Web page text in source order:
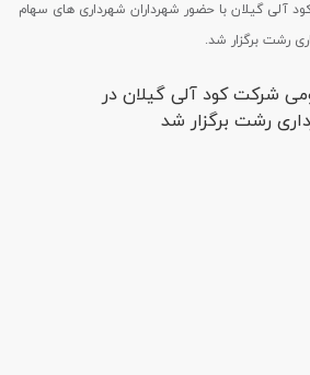
گیلان با حضور شهرداران شهرداری های سهام
رشت برگزار شد.